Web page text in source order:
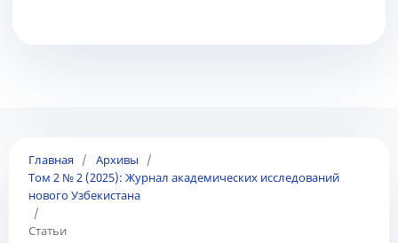
Главная / Архивы
/
Том 2 № 2 (2025): Журнал академических исследований
нового Узбекистана
/
Статьи